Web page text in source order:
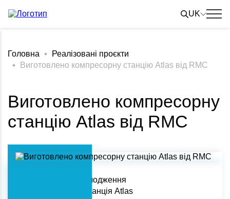
UK
Головна
Реалізовані проєкти
Виготовлено компресорну станцію Atlas від RMC
Виготовлено компресорну
станцію Atlas від RMC
Тип об'єкту охолодження
Компресорна станція Atlas